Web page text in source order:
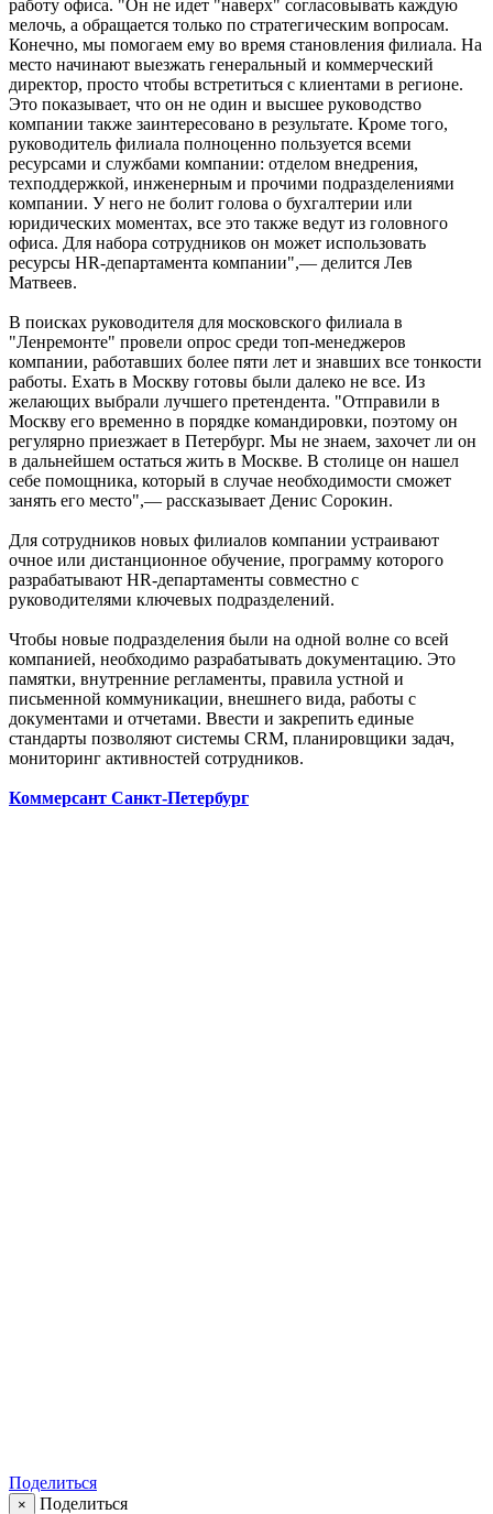
работу офиса. "Он не идет "наверх" согласовывать каждую
мелочь, а обращается только по стратегическим вопросам.
Конечно, мы помогаем ему во время становления филиала. На
место начинают выезжать генеральный и коммерческий
директор, просто чтобы встретиться с клиентами в регионе.
Это показывает, что он не один и высшее руководство
компании также заинтересовано в результате. Кроме того,
руководитель филиала полноценно пользуется всеми
ресурсами и службами компании: отделом внедрения,
техподдержкой, инженерным и прочими подразделениями
компании. У него не болит голова о бухгалтерии или
юридических моментах, все это также ведут из головного
офиса. Для набора сотрудников он может использовать
ресурсы HR-департамента компании",— делится Лев
Матвеев.
В поисках руководителя для московского филиала в
"Ленремонте" провели опрос среди топ-менеджеров
компании, работавших более пяти лет и знавших все тонкости
работы. Ехать в Москву готовы были далеко не все. Из
желающих выбрали лучшего претендента. "Отправили в
Москву его временно в порядке командировки, поэтому он
регулярно приезжает в Петербург. Мы не знаем, захочет ли он
в дальнейшем остаться жить в Москве. В столице он нашел
себе помощника, который в случае необходимости сможет
занять его место",— рассказывает Денис Сорокин.
Для сотрудников новых филиалов компании устраивают
очное или дистанционное обучение, программу которого
разрабатывают HR-департаменты совместно с
руководителями ключевых подразделений.
Чтобы новые подразделения были на одной волне со всей
компанией, необходимо разрабатывать документацию. Это
памятки, внутренние регламенты, правила устной и
письменной коммуникации, внешнего вида, работы с
документами и отчетами. Ввести и закрепить единые
стандарты позволяют системы CRM, планировщики задач,
мониторинг активностей сотрудников.
Коммерсант Санкт-Петербург
Поделиться
×
Поделиться